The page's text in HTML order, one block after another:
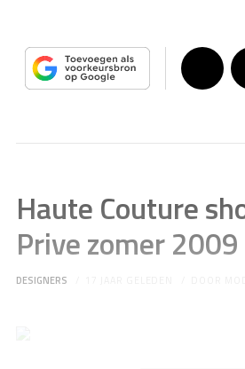
Haute Couture
Prive zomer 2009
DESIGNERS